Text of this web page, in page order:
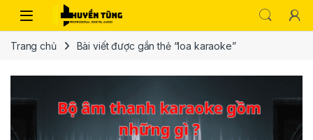
Trang chủ Bài viết được gắn thẻ “loa karaoke”